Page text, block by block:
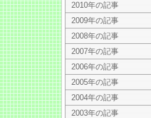
2010年の記事
2009年の記事
2008年の記事
2007年の記事
2006年の記事
2005年の記事
2004年の記事
2003年の記事